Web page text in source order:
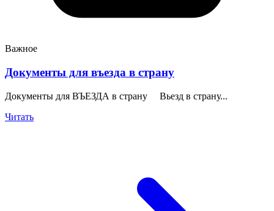
Важное
Документы для въезда в страну
Документы для ВЪЕЗДА в страну Вьезд в страну...
Читать